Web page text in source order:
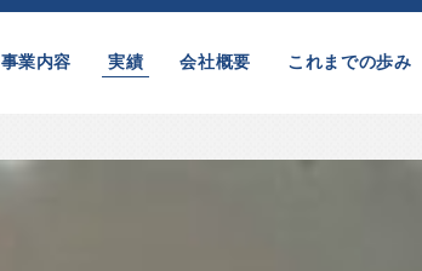
事業内容 実績 会社概要 これまでの歩み